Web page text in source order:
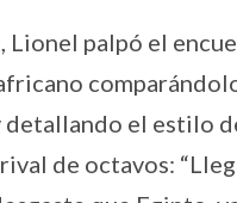
Lionel palpó el
el estilo
de octavos: